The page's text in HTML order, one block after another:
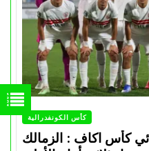
كأس الكونفدرالية
كأس اكاف : الزمالك